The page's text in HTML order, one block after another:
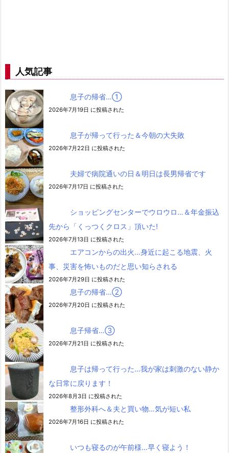
人気記事
息子の帰省…➀
2026年7月19日 に投稿された
息子が帰って行った＆今朝の大失敗
2026年7月22日 に投稿された
夫婦で病院通いの日＆明日は長男帰省です
2026年7月17日 に投稿された
ショッピングセンターでウロウロ…＆年金振込
先から「くっつくクロス」頂いた!
2026年7月13日 に投稿された
エアコンからの出火…身近に起こる地震、火
事、災害を怖いものだと思い知らされる
2026年7月29日 に投稿された
息子の帰省…②
2026年7月20日 に投稿された
息子帰省…③
2026年7月21日 に投稿された
息子は帰って行った…我が家は刺激のない静か
な日常に戻ります！
2026年8月3日 に投稿された
整形外科へ＆夫と買い物…気が短い私
2026年7月16日 に投稿された
いつも寝るのが午前様…早く寝よう！